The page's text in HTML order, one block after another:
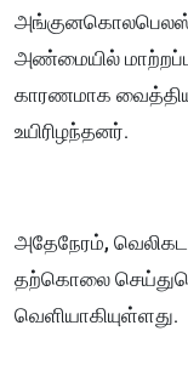
அண்மையில்
காரணமாக
உயிரிழந்தனர்.
அதேநேரம்,
தற்கொலை
வெளியாகியுள்ளது.